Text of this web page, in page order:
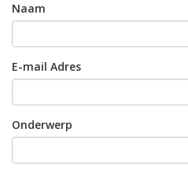
Naam
E-mail Adres
Onderwerp